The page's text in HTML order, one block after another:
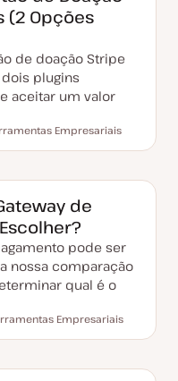
(2 Opções
de doação Stripe
plugins
aceitar um valor
Empresariais
de
pode ser
nossa comparação
qual é o
Empresariais